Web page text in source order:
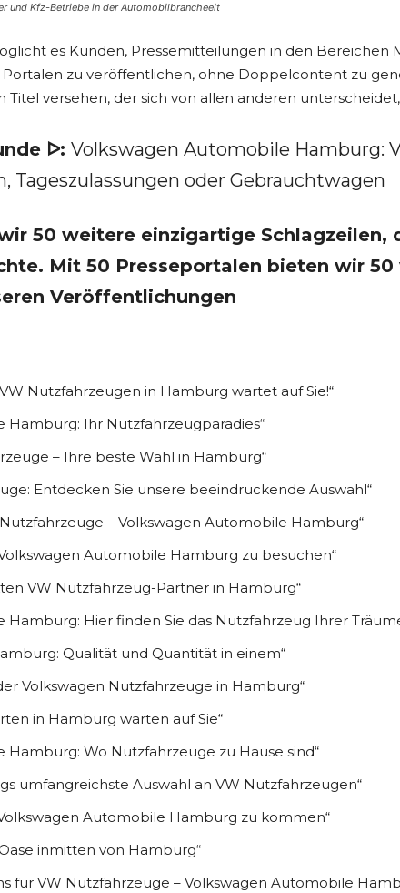
und Kfz-Betriebe in der Automobilbrancheeit
es Kunden, Pressemitteilungen in den Bereichen
zu veröffentlichen, ohne Doppelcontent zu
versehen, der sich von allen anderen
ᐅ: Volkswagen Automobile Hamburg:
Tageszulassungen oder Gebrauchtwagen
50 weitere einzigartige Schlagzeilen,
Mit 50 Presseportalen bieten wir 50
Veröffentlichungen
Nutzfahrzeugen in Hamburg wartet auf Sie!“
Hamburg: Ihr Nutzfahrzeugparadies“
– Ihre beste Wahl in Hamburg“
Entdecken Sie unsere beeindruckende Auswahl“
– Volkswagen Automobile Hamburg“
Automobile Hamburg zu besuchen“
VW Nutzfahrzeug-Partner in Hamburg“
Hamburg: Hier finden Sie das Nutzfahrzeug Ihrer
Qualität und Quantität in einem“
Volkswagen Nutzfahrzeuge in Hamburg“
in Hamburg warten auf Sie“
Hamburg: Wo Nutzfahrzeuge zu Hause sind“
umfangreichste Auswahl an VW Nutzfahrzeugen“
Automobile Hamburg zu kommen“
inmitten von Hamburg“
für VW Nutzfahrzeuge – Volkswagen Automobile